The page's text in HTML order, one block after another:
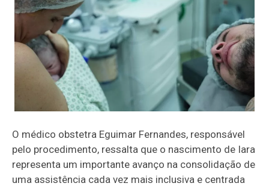
O médico obstetra Eguimar Fernandes, responsável
pelo procedimento, ressalta que o nascimento de Iara
representa um importante avanço na consolidação de
uma assistência cada vez mais inclusiva e centrada